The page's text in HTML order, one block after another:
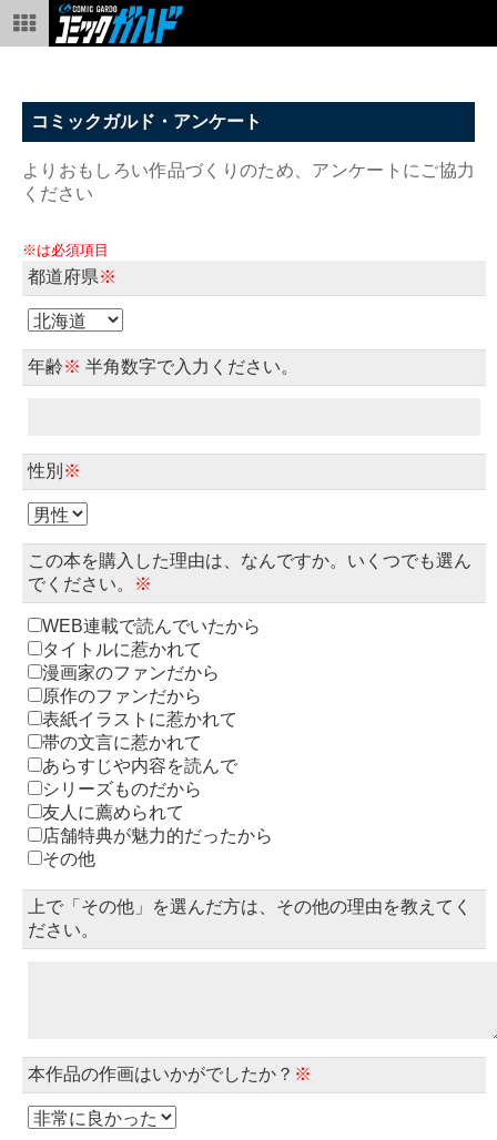
コミックガルド・アンケート
よりおもしろい作品づくりのため、アンケートにご協力
ください
※は必須項目
都道府県※
年齢※ 半角数字で入力ください。
性別 ※
この本を購入した理由は、なんですか。いくつでも選ん
でください。
※
WEB連載で読んでいたから
タイトルに惹かれて
漫画家のファンだから
原作のファンだから
表紙イラストに惹かれて
帯の文言に惹かれて
あらすじや内容を読んで
シリーズものだから
友人に薦められて
店舗特典が魅力的だったから
その他
上で「その他」を選んだ方は、その他の理由を教えてく
ださい。
本作品の作画はいかがでしたか？ ※